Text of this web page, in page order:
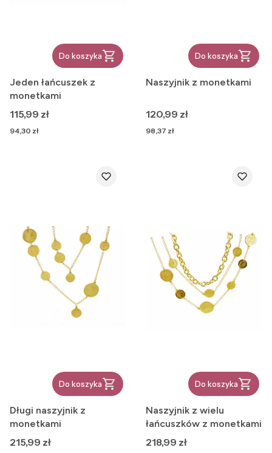
Do koszyka
Jeden łańcuszek z
monetkami
Cena
115,99 zł
Cena
94,30 zł
Do koszyka
Naszyjnik z monetkami
Cena
120,99 zł
Cena
98,37 zł
Do koszyka
Długi naszyjnik z
monetkami
Cena
215,99 zł
Do koszyka
Naszyjnik z wielu
łańcuszków z monetkami
Cena
218,99 zł